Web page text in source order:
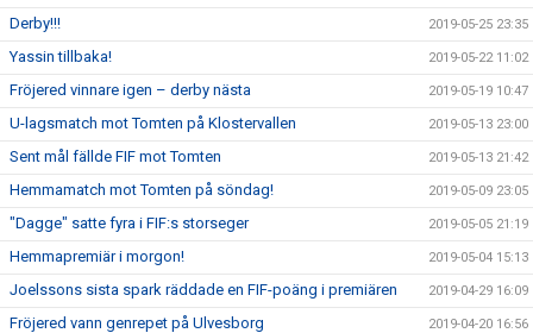
Derby!!! 2019-05-25 23:35
Yassin tillbaka! 2019-05-22 11:02
Fröjered vinnare igen – derby nästa 2019-05-19 10:47
U-lagsmatch mot Tomten på Klostervallen 2019-05-13 23:00
Sent mål fällde FIF mot Tomten 2019-05-13 21:42
Hemmamatch mot Tomten på söndag! 2019-05-09 23:05
"Dagge" satte fyra i FIF:s storseger 2019-05-05 21:19
Hemmapremiär i morgon! 2019-05-04 15:13
Joelssons sista spark räddade en FIF-poäng i premiären 2019-04-29 16:09
Fröjered vann genrepet på Ulvesborg 2019-04-20 16:56